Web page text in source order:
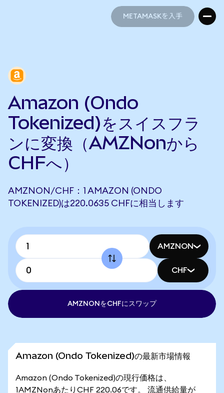
METAMASKを入手
Amazon (Ondo
Tokenized)をスイスフラ
ンに変換（AMZNonから
CHFへ）
AMZNON/CHF：1 AMAZON (ONDO
TOKENIZED)は220.0635 CHFに相当します
AMZNON
CHF
AMZNONをCHFにスワップ
Amazon (Ondo Tokenized)の最新市場情報
Amazon (Ondo Tokenized)の現行価格は、
1AMZNonあたりCHF 220.06です。 流通供給量が